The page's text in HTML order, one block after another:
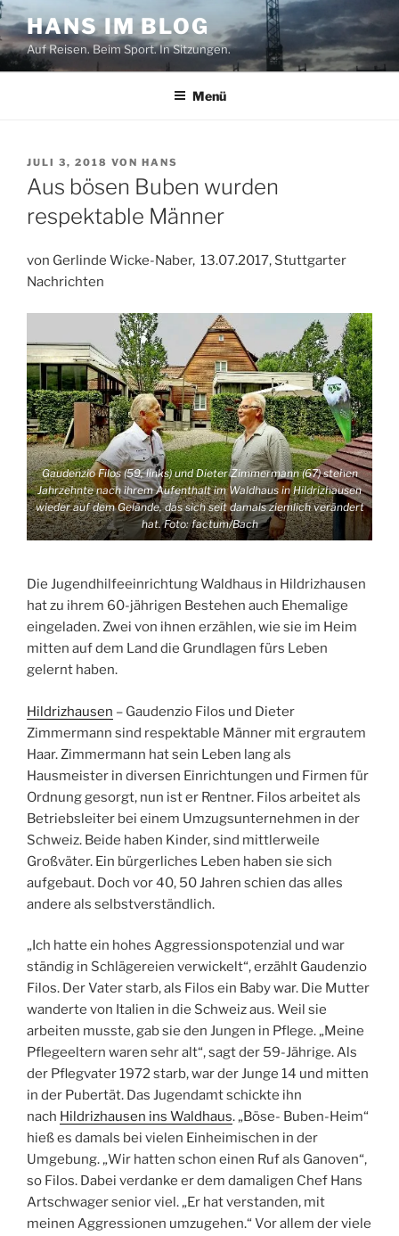
Zum
Inhalt
springen
HANS IM BLOG
Auf Reisen. Beim Sport. In Sitzungen.
Menü
VERÖFFENTLICHT
AM
JULI 3, 2018 VON HANS
Aus bösen Buben wurden
respektable Männer
von Gerlinde Wicke-Naber, 13.07.2017, Stuttgarter
Nachrichten
Gaudenzio Filos (59, links) und Dieter Zimmermann (67) stehen
Jahrzehnte nach ihrem Aufenthalt im Waldhaus in Hildrizhausen
wieder auf dem Gelände, das sich seit damals ziemlich verändert
hat.Foto: factum/Bach
Die Jugendhilfeeinrichtung Waldhaus in Hildrizhausen
hat zu ihrem 60-jährigen Bestehen auch Ehemalige
eingeladen. Zwei von ihnen erzählen, wie sie im Heim
mitten auf dem Land die Grundlagen fürs Leben
gelernt haben.
Hildrizhausen – Gaudenzio Filos und Dieter
Zimmermann sind respektable Männer mit ergrautem
Haar. Zimmermann hat sein Leben lang als
Hausmeister in diversen Einrichtungen und Firmen für
Ordnung gesorgt, nun ist er Rentner. Filos arbeitet als
Betriebsleiter bei einem Umzugsunternehmen in der
Schweiz. Beide haben Kinder, sind mittlerweile
Großväter. Ein bürgerliches Leben haben sie sich
aufgebaut. Doch vor 40, 50 Jahren schien das alles
andere als selbstverständlich.
„Ich hatte ein hohes Aggressionspotenzial und war
ständig in Schlägereien verwickelt“, erzählt Gaudenzio
Filos. Der Vater starb, als Filos ein Baby war. Die Mutter
wanderte von Italien in die Schweiz aus. Weil sie
arbeiten musste, gab sie den Jungen in Pflege. „Meine
Pflegeeltern waren sehr alt“, sagt der 59-Jährige. Als
der Pflegvater 1972 starb, war der Junge 14 und mitten
in der Pubertät. Das Jugendamt schickte ihn
nach Hildrizhausen ins Waldhaus. „Böse- Buben-Heim­“
hieß es damals bei vielen Einheimischen in der
Umgebung. „Wir hatten schon einen Ruf als Ganoven“,
so Filos. Dabei verdanke er dem damaligen Chef Hans
Artschwager senior viel. „Er hat verstanden, mit
meinen Aggressionen umzugehen.“ Vor allem der viele